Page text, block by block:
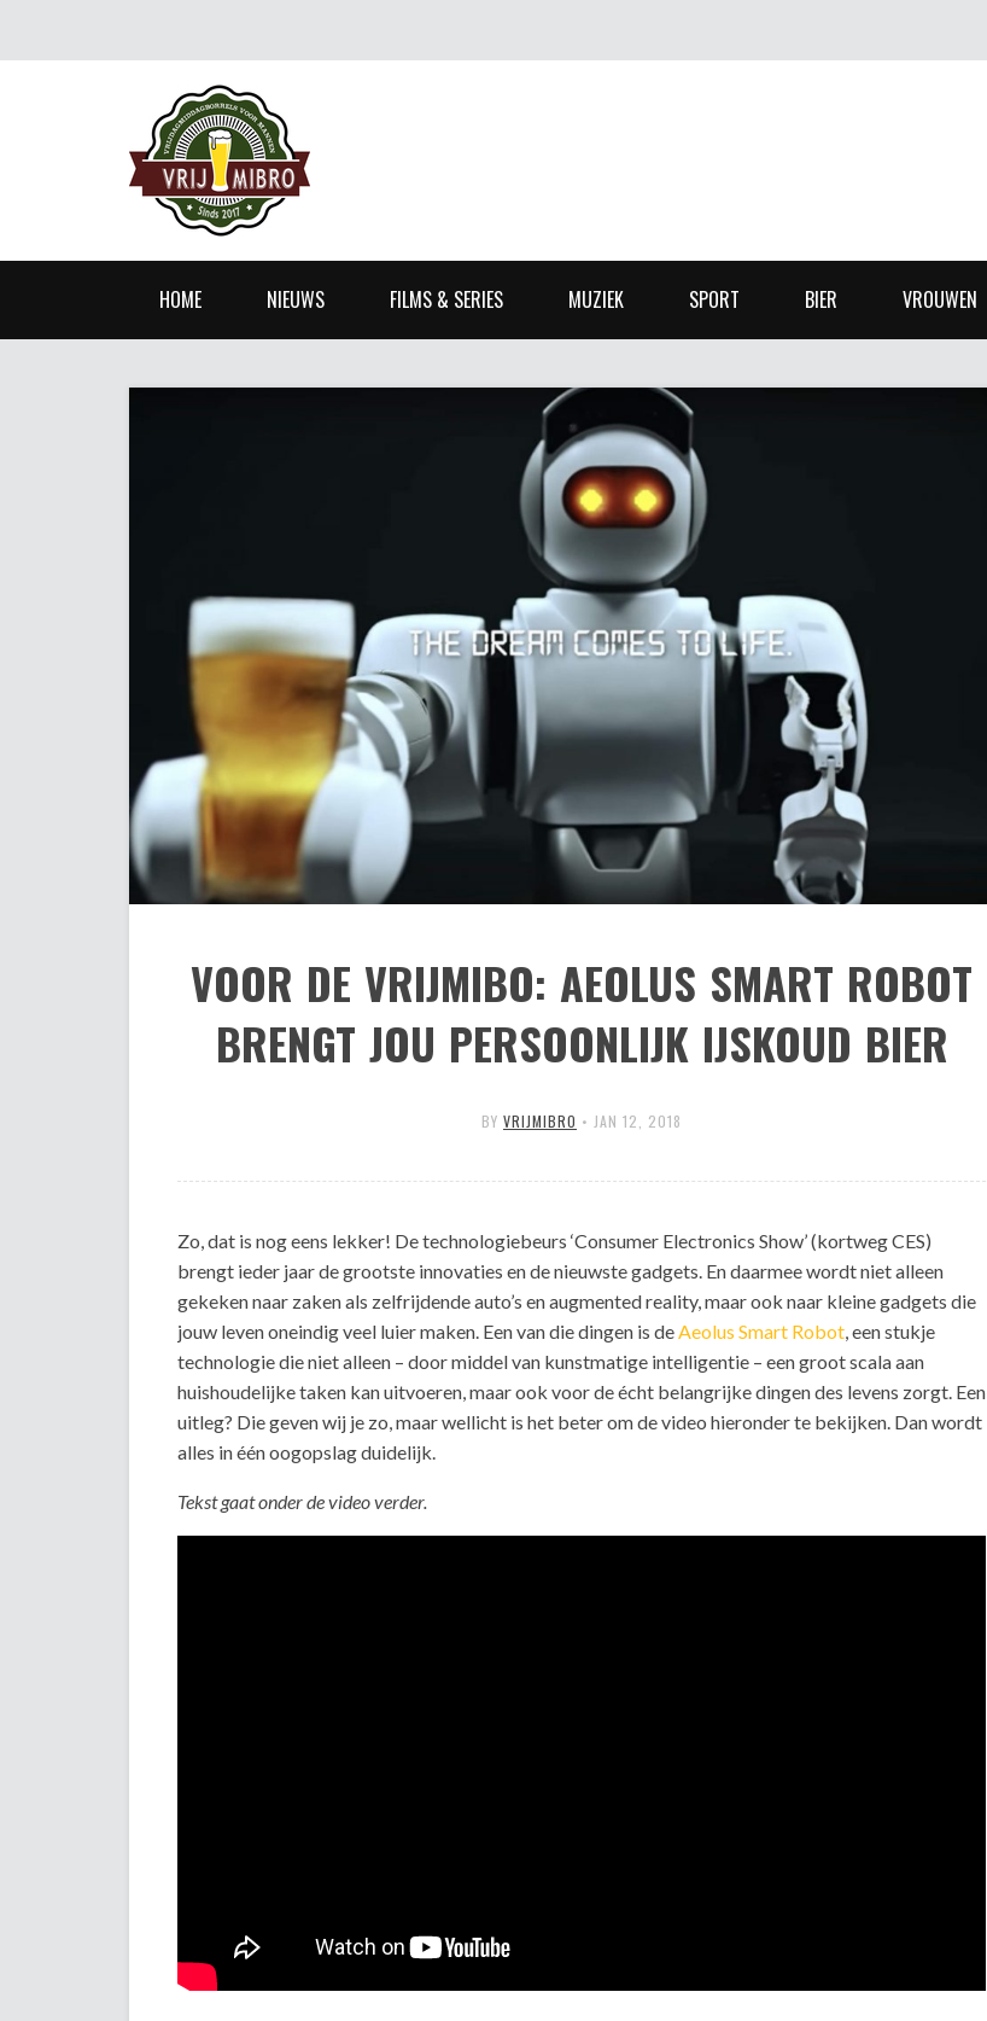
HOME NIEUWS FILMS & SERIES MUZIEK SPORT BIER VROUWEN
VOOR DE VRIJMIBO: AEOLUS SMART ROBOT
BRENGT JOU PERSOONLIJK IJSKOUD BIER
BY VRIJMIBRO • JAN 12, 2018
Zo, dat is nog eens lekker! De technologiebeurs ‘Consumer Electronics Show’ (kortweg CES)
brengt ieder jaar de grootste innovaties en de nieuwste gadgets. En daarmee wordt niet alleen
gekeken naar zaken als zelfrijdende auto’s en augmented reality, maar ook naar kleine gadgets die
jouw leven oneindig veel luier maken. Een van die dingen is deAeolus Smart Robot, een stukje
technologie die niet alleen – door middel van kunstmatige intelligentie – een groot scala aan
huishoudelijke taken kan uitvoeren, maar ook voor de écht belangrijke dingen des levens zorgt. Een
uitleg? Die geven wij je zo, maar wellicht is het beter om de video hieronder te bekijken. Dan wordt
alles in één oogopslag duidelijk.
Tekst gaat onder de video verder.